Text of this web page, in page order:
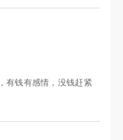
有钱有感情，没钱赶紧